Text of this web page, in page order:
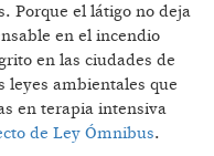
Porque el látigo no deja
en el incendio
en las ciudades de
leyes ambientales que
en terapia intensiva
de Ley Ómnibus.